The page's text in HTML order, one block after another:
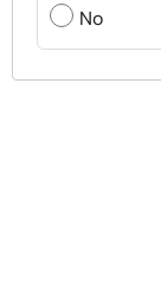
No